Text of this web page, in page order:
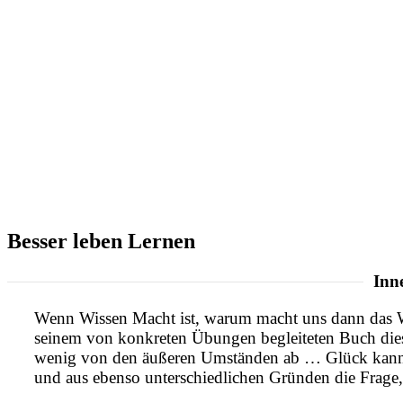
Besser leben Lernen
Wenn Wissen Macht ist, warum macht uns dann
seinem von konkreten Übungen begleiteten Buch
wenig von den äußeren Umständen ab … Glück
und aus ebenso unterschiedlichen Gründen die